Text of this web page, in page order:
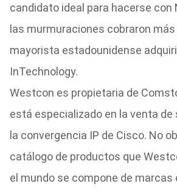
candidato ideal para hacerse con
las murmuraciones cobraron
mayorista estadounidense
InTechnology.
Westcon es propietaria de
está especializado en la venta de
la convergencia IP de Cisco. No
catálogo de productos que
el mundo se compone de marcas